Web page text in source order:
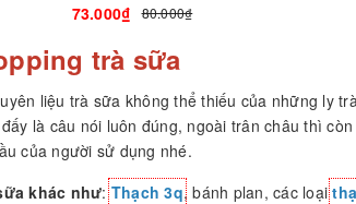
73.000₫
80.000₫
trà sữa
liệu trà sữa không thể thiếu của những ly
là câu nói luôn đúng, ngoài trân châu thì
của người sử dụng nhé.
khác như:Thạch 3q, bánh plan, các loại